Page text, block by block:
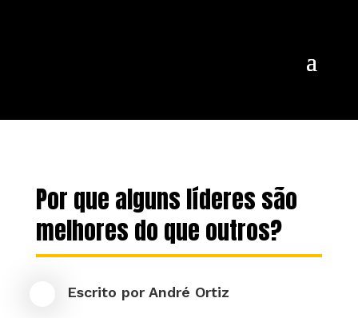
Por que alguns líderes são
melhores do que outros?
Escrito por André Ortiz